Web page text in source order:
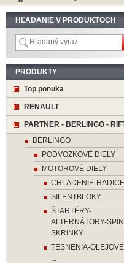
HĽADANIE V PRODUKTOCH
PRODUKTY
Top ponuka
RENAULT
PARTNER - BERLINGO -
BERLINGO
PODVOZKOVÉ DIELY
MOTOROVÉ DIELY
CHLADENIE-
SILENTBLOKY
ŠTARTÉRY-
ALTERNÁTORY-
SKRINKY
TESNENIA-
...